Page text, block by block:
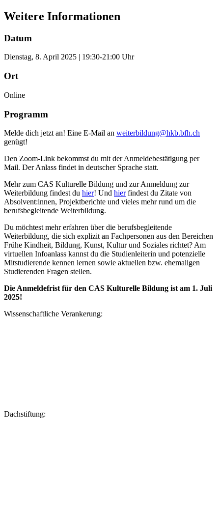
Weitere Informationen
Datum
Dienstag, 8. April 2025 | 19:30-21:00 Uhr
Ort
Online
Programm
Melde dich jetzt an! Eine E-Mail an weiterbildung@hkb.bfh.ch
genügt!
Den Zoom-Link bekommst du mit der Anmeldebestätigung per
Mail. Der Anlass findet in deutscher Sprache statt.
Mehr zum CAS Kulturelle Bildung und zur Anmeldung zur
Weiterbildung findest du hier! Und hierfindest du Zitate von
Absolvent:innen, Projektberichte und vieles mehr rund um die
berufsbegleitende Weiterbildung.
Du möchtest mehr erfahren über die berufsbegleitende
Weiterbildung, die sich explizit an Fachpersonen aus den Bereichen
Frühe Kindheit, Bildung, Kunst, Kultur und Soziales richtet? Am
virtuellen Infoanlass kannst du die Studienleiterin und potenzielle
Mitstudierende kennen lernen sowie aktuellen bzw. ehemaligen
Studierenden Fragen stellen.
Die Anmeldefrist für den CAS Kulturelle Bildung ist am 1. Juli
2025!
Wissenschaftliche Verankerung:
Dachstiftung: